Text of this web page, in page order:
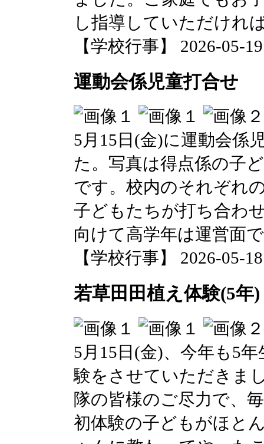
し指導していただけれ
【学校行事】 2026-05-
運動会係児童打合せ
5月15日(金)に運動会係
た。写真は得点係の子
です。校内のそれぞれ
子どもたちが打ち合わ
向けて高学年は運営面
【学校行事】 2026-05-
若草田田植え体験(5年)
5月15日(金)、今年も5
験をさせていただきま
隊の皆様のご尽力で、
初体験の子どもがほと